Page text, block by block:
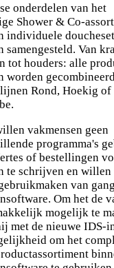
onderdelen van het
Shower & Co-
individuele
samengesteld. Van
tot houders: alle
worden
Rond, Hoekig of
vakmensen geen
programma's
of bestellingen
te schrijven en willen
van
Om het de
mogelijk te
met de nieuwe IDS-
om het